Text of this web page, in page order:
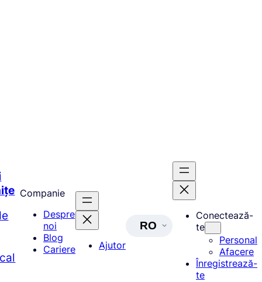
Companie
Despre
noi
Blog
Cariere
Ajutor
RO
Conectează-
te
Personal
Afacere
Înregistrează-
te